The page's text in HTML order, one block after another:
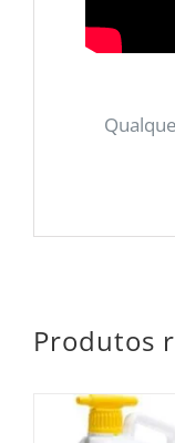
Produtos